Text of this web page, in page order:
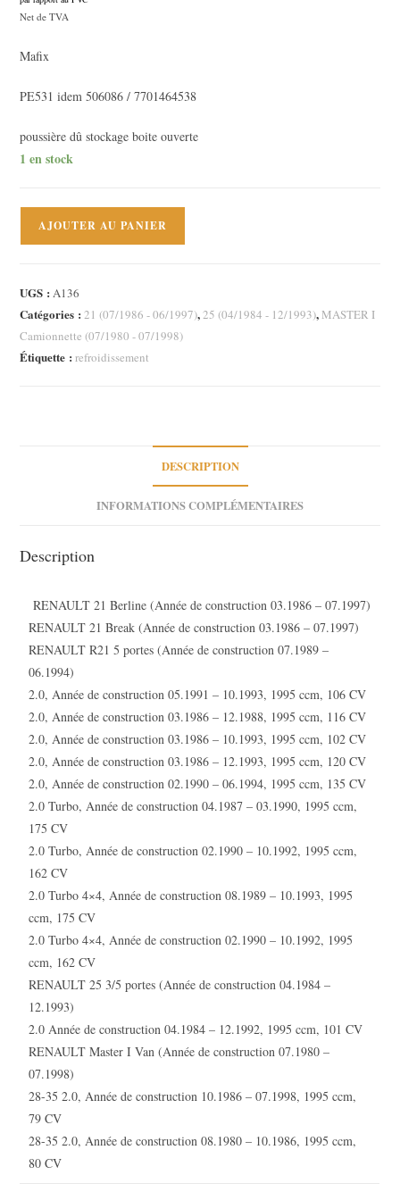
115,00 €.
Le
actuel
65,00 €.
Net de TVA
Mafix
PE531 idem 506086 / 7701464538
poussière dû stockage boite ouverte
1 en stock
Renault
R21
AJOUTER AU PANIER
UGS :A136
Catégories :21 (07/1986 - 06/1997),25 (04/1984 - 12/1993), MASTER I
Camionnette (07/1980 - 07/1998)
Étiquette :refroidissement
DESCRIPTION
INFORMATIONS COMPLÉMENTAIRES
Description
RENAULT 21 Berline (Année de construction 03.1986 – 07.1997)
RENAULT 21 Break (Année de construction 03.1986 – 07.1997)
RENAULT R21 5 portes (Année de construction 07.1989 –
06.1994)
2.0, Année de construction 05.1991 – 10.1993, 1995 ccm, 106 CV
2.0, Année de construction 03.1986 – 12.1988, 1995 ccm, 116 CV
2.0, Année de construction 03.1986 – 10.1993, 1995 ccm, 102 CV
2.0, Année de construction 03.1986 – 12.1993, 1995 ccm, 120 CV
2.0, Année de construction 02.1990 – 06.1994, 1995 ccm, 135 CV
2.0 Turbo, Année de construction 04.1987 – 03.1990, 1995 ccm,
175 CV
2.0 Turbo, Année de construction 02.1990 – 10.1992, 1995 ccm,
162 CV
2.0 Turbo 4×4, Année de construction 08.1989 – 10.1993, 1995
ccm, 175 CV
2.0 Turbo 4×4, Année de construction 02.1990 – 10.1992, 1995
ccm, 162 CV
RENAULT 25 3/5 portes (Année de construction 04.1984 –
12.1993)
2.0 Année de construction 04.1984 – 12.1992, 1995 ccm, 101 CV
RENAULT Master I Van (Année de construction 07.1980 –
07.1998)
28-35 2.0, Année de construction 10.1986 – 07.1998, 1995 ccm,
79 CV
28-35 2.0, Année de construction 08.1980 – 10.1986, 1995 ccm,
80 CV